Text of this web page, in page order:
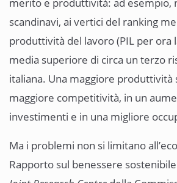
scandinavi, ai vertici del ranking
produttività del lavoro (PIL per ora
media superiore di circa un terzo
italiana. Una maggiore produttività
maggiore competitività, in un
investimenti e in una migliore
Ma i problemi non si limitano
Rapporto sul benessere